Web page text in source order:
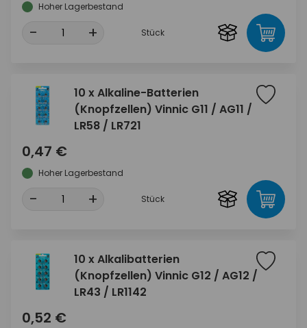
Hoher Lagerbestand
- + Stück
10 x Alkaline-Batterien
(Knopfzellen) Vinnic G11 / AG11 /
LR58 / LR721
0,47 €
Hoher Lagerbestand
- + Stück
10 x Alkalibatterien
(Knopfzellen) Vinnic G12 / AG12 /
LR43 / LR1142
0,52 €